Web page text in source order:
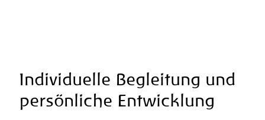
Individuelle Begleitung und
persönliche Entwicklung